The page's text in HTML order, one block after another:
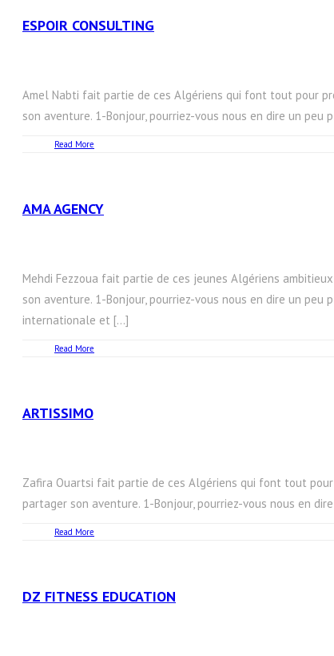
ESPOIR CONSULTING
Amel Nabti fait partie de ces Algériens qui font tout pour
son aventure. 1-Bonjour, pourriez-vous nous en dire un peu
Read More
AMA AGENCY
Mehdi Fezzoua fait partie de ces jeunes Algériens
son aventure. 1-Bonjour, pourriez-vous nous en dire un peu
internationale et […]
Read More
ARTISSIMO
Zafira Ouartsi fait partie de ces Algériens qui font tout
partager son aventure. 1-Bonjour, pourriez-vous nous en
Read More
DZ FITNESS EDUCATION